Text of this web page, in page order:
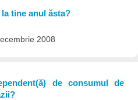
tine anul ăsta?
2008
de consumul de